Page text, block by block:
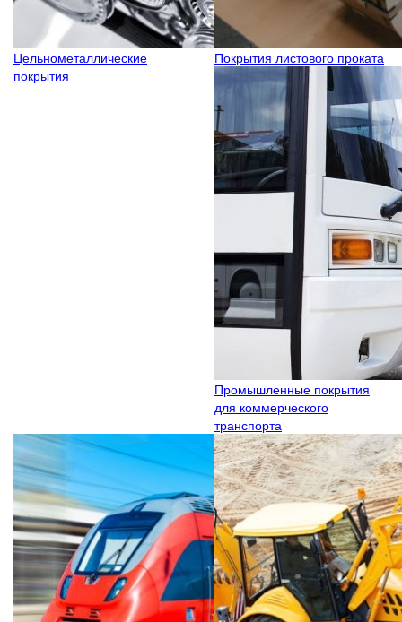
Цельнометаллические
покрытия
Покрытия листового проката
Промышленные покрытия
для коммерческого
транспорта